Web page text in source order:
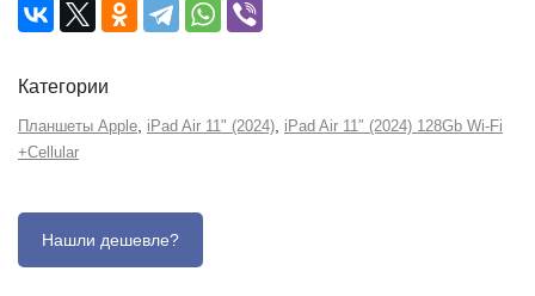
Категории
Планшеты Apple iPad Air 11" (2024) iPad Air 11″ (2024) 128Gb Wi-Fi
+Сellular